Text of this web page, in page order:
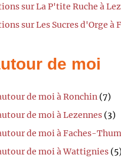
sur La P'tite Ruche à
sur Les Sucres d'Orge à
de moi
de moi à Ronchin (7)
de moi à Lezennes (3)
de moi à Faches-
de moi à Wattignies (5)